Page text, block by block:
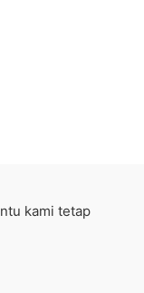
kami tetap